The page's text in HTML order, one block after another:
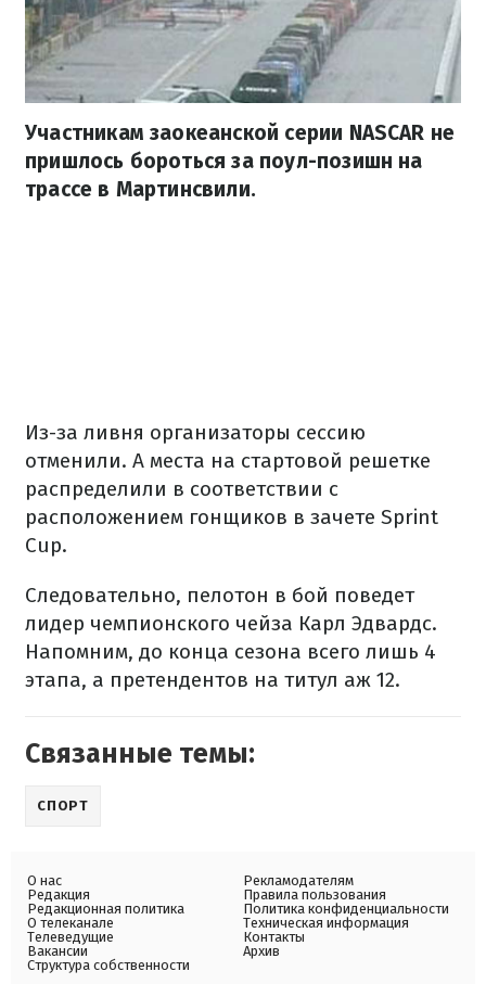
Участникам заокеанской серии NASCAR не
пришлось бороться за поул-позишн на
трассе в Мартинсвили.
Из-за ливня организаторы сессию
отменили. А места на стартовой решетке
распределили в соответствии с
расположением гонщиков в зачете Sprint
Cup.
Следовательно, пелотон в бой поведет
лидер чемпионского чейза Карл Эдвардс.
Напомним, до конца сезона всего лишь 4
этапа, а претендентов на титул аж 12.
Связанные темы:
СПОРТ
О нас
Редакция
Редакционная политика
О телеканале
Телеведущие
Вакансии
Структура собственности
Рекламодателям
Правила пользования
Политика конфиденциальности
Техническая информация
Контакты
Архив